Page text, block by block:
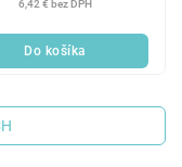
6,42 € bez DPH
Do košíka